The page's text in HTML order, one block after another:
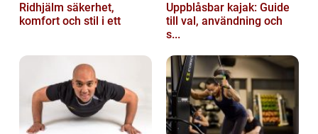
Ridhjälm säkerhet,
komfort och stil i ett
Uppblåsbar kajak: Guide
till val, användning och
s...